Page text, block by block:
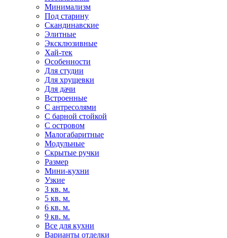
Минимализм
Под старину
Скандинавские
Элитные
Эксклюзивные
Хай-тек
Особенности
Для студии
Для хрущевки
Для дачи
Встроенные
С антресолями
С барной стойкой
С островом
Малогабаритные
Модульные
Скрытые ручки
Размер
Мини-кухни
Узкие
3 кв. м.
5 кв. м.
6 кв. м.
9 кв. м.
Все для кухни
Варианты отделки